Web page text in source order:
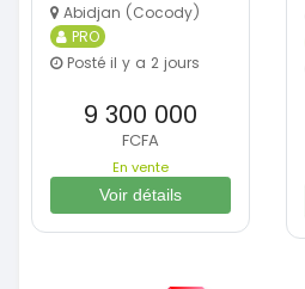
Abidjan (Cocody)
PRO
Posté il y a 2 jours
9 300 000
FCFA
En vente
Voir détails